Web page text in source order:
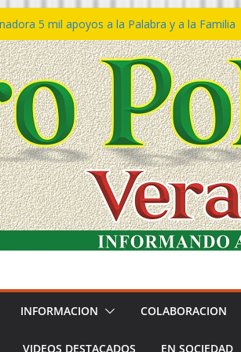
5 mil apoyos a la Palabra y a la Familia
Declaraciones de Procedencia en contra
𝙂𝙤𝙗𝙞𝙚𝙧𝙣𝙤 𝙙𝙚𝙡 𝙀𝙨𝙩𝙖𝙙𝙤 𝙖 𝙙𝙞𝙨𝙛𝙧𝙪𝙩𝙖𝙧
𝙁𝙚𝙨𝙩𝙞𝙫𝙖𝙡 𝙙𝙚𝙡 𝙈𝙖𝙧 𝙚𝙣 𝘾𝙤𝙖𝙩𝙯𝙖𝙘𝙤𝙖𝙡𝙘𝙤𝙨
de policías con vocación de servicio y
SSP
Bravo rechaza acusaciones y asegura que
solicitud de desafuero
INFORMACION COLABORACION
VIDEOS DESTACADOS EN SOCIEDAD